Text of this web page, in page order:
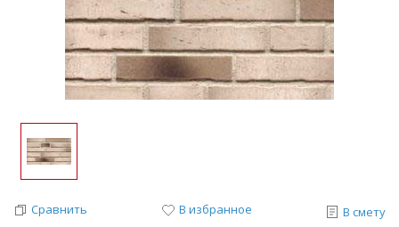
Сравнить В избранное В смету